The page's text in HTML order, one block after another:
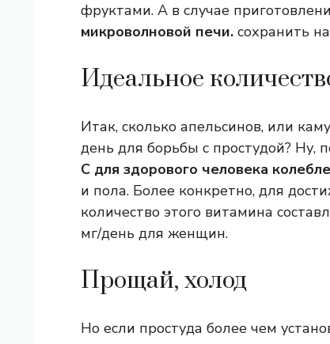
фруктами. А в случае
микроволновой печи. сохранить
Идеальное
Итак, сколько апельсинов, или
день для борьбы с простудой? Ну,
С для здорового человека
и пола. Более конкретно, для
количество этого витамина
мг/день для женщин.
Прощай, холод
Но если простуда более чем